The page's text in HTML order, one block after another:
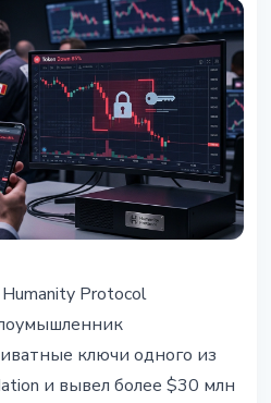
взломан на
упал на 85% за
Protocol
ключи одного из
и вывел более $30 млн